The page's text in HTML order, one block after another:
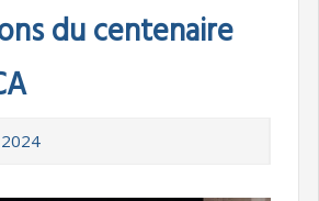
du centenaire